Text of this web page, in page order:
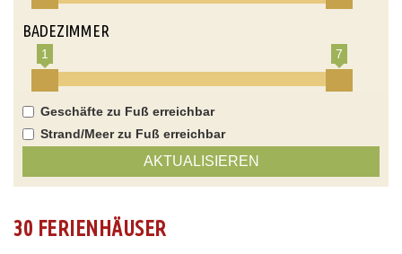
BADEZIMMER
1 7
Geschäfte zu Fuß erreichbar
Strand/Meer zu Fuß erreichbar
AKTUALISIEREN
30 FERIENHÄUSER